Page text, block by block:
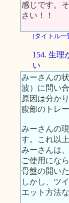
感じです。
さい！！
[タイトル一
154. 生理
い
みーさんの
波）に問い
原因は分か
腹部のトレ
みーさんの
す。これ以
みーさんは
ご使用にな
骨盤の開い
しかし、ツ
エット方法